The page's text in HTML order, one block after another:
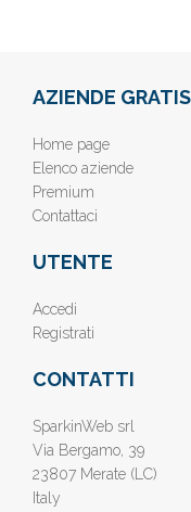
AZIENDE GRATIS
Home page
Elenco aziende
Premium
Contattaci
UTENTE
Accedi
Registrati
CONTATTI
SparkinWeb srl
Via Bergamo, 39
23807 Merate (LC)
Italy